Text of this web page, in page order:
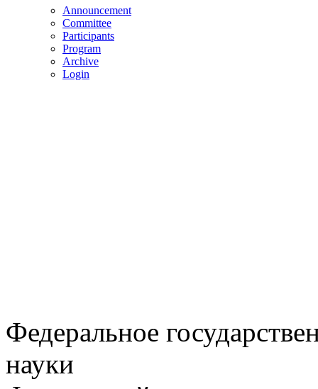
Announcement
Committee
Participants
Program
Archive
Login
Федеральное
науки